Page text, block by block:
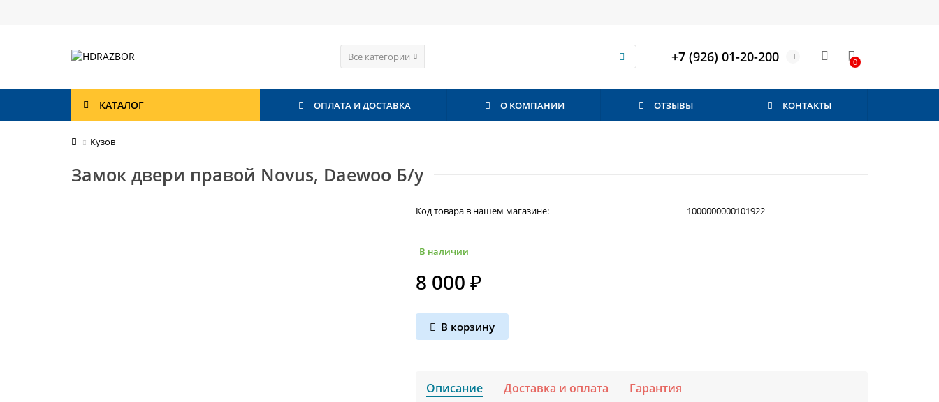
Все категории +7 (926) 01-20-200 0
КАТАЛОГ ОПЛАТА И ДОСТАВКА О КОМПАНИИ ОТЗЫВЫ КОНТАКТЫ
Кузов
Замок двери правой Novus, Daewoo Б/у
Код товара в нашем магазине: 1000000000101922
В наличии
8 000 ₽
В корзину
Описание Доставка и оплата Гарантия